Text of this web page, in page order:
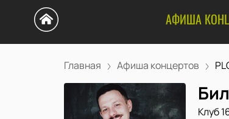
АФИША
Главная Афиша концертов
Клуб